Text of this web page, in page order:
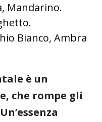
Mandarino.
Bianco, Ambra
è un
che rompe gli